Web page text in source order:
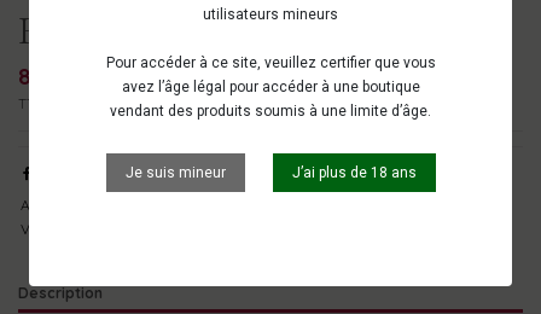
utilisateurs mineurs
Pour accéder à ce site, veuillez certifier que vous
avez l’âge légal pour accéder à une boutique
vendant des produits soumis à une limite d’âge.
Je suis mineur J’ai plus de 18 ans
Rosé - Domaine du Colombier
8,00 €
TTC
Ardèche
Vin rosé
Description